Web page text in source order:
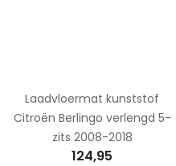
Laadvloermat kunststof
Citroën Berlingo verlengd 5-
zits 2008-2018
124,95